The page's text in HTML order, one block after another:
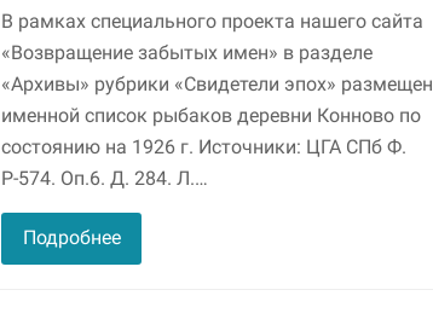
В рамках специального проекта нашего сайта
«Возвращение забытых имен» в разделе
«Архивы» рубрики «Свидетели эпох» размещен
именной список рыбаков деревни Конново по
состоянию на 1926 г. Источники: ЦГА СПб Ф.
Р-574. Оп.6. Д. 284. Л.…
Подробнее